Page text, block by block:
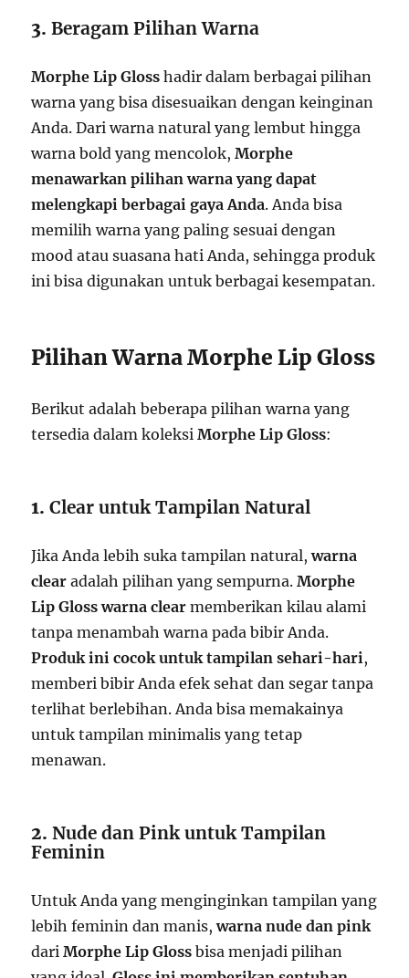
3.Beragam Pilihan Warna
Morphe Lip Gloss hadir dalam berbagai pilihan
warna yang bisa disesuaikan dengan keinginan
Anda. Dari warna natural yang lembut hingga
warna bold yang mencolok,Morphe
menawarkan pilihan warna yang dapat
melengkapi berbagai gaya Anda. Anda bisa
memilih warna yang paling sesuai dengan
mood atau suasana hati Anda, sehingga produk
ini bisa digunakan untuk berbagai kesempatan.
Pilihan Warna Morphe Lip Gloss
Berikut adalah beberapa pilihan warna yang
tersedia dalam koleksiMorphe Lip Gloss:
1.Clear untuk Tampilan Natural
Jika Anda lebih suka tampilan natural,warna
clear adalah pilihan yang sempurna.Morphe
Lip Gloss warna clear memberikan kilau alami
tanpa menambah warna pada bibir Anda.
Produk ini cocok untuk tampilan sehari-hari,
memberi bibir Anda efek sehat dan segar tanpa
terlihat berlebihan. Anda bisa memakainya
untuk tampilan minimalis yang tetap
menawan.
2.Nude dan Pink untuk Tampilan
Feminin
Untuk Anda yang menginginkan tampilan yang
lebih feminin dan manis,warna nude dan pink
dariMorphe Lip Gloss bisa menjadi pilihan